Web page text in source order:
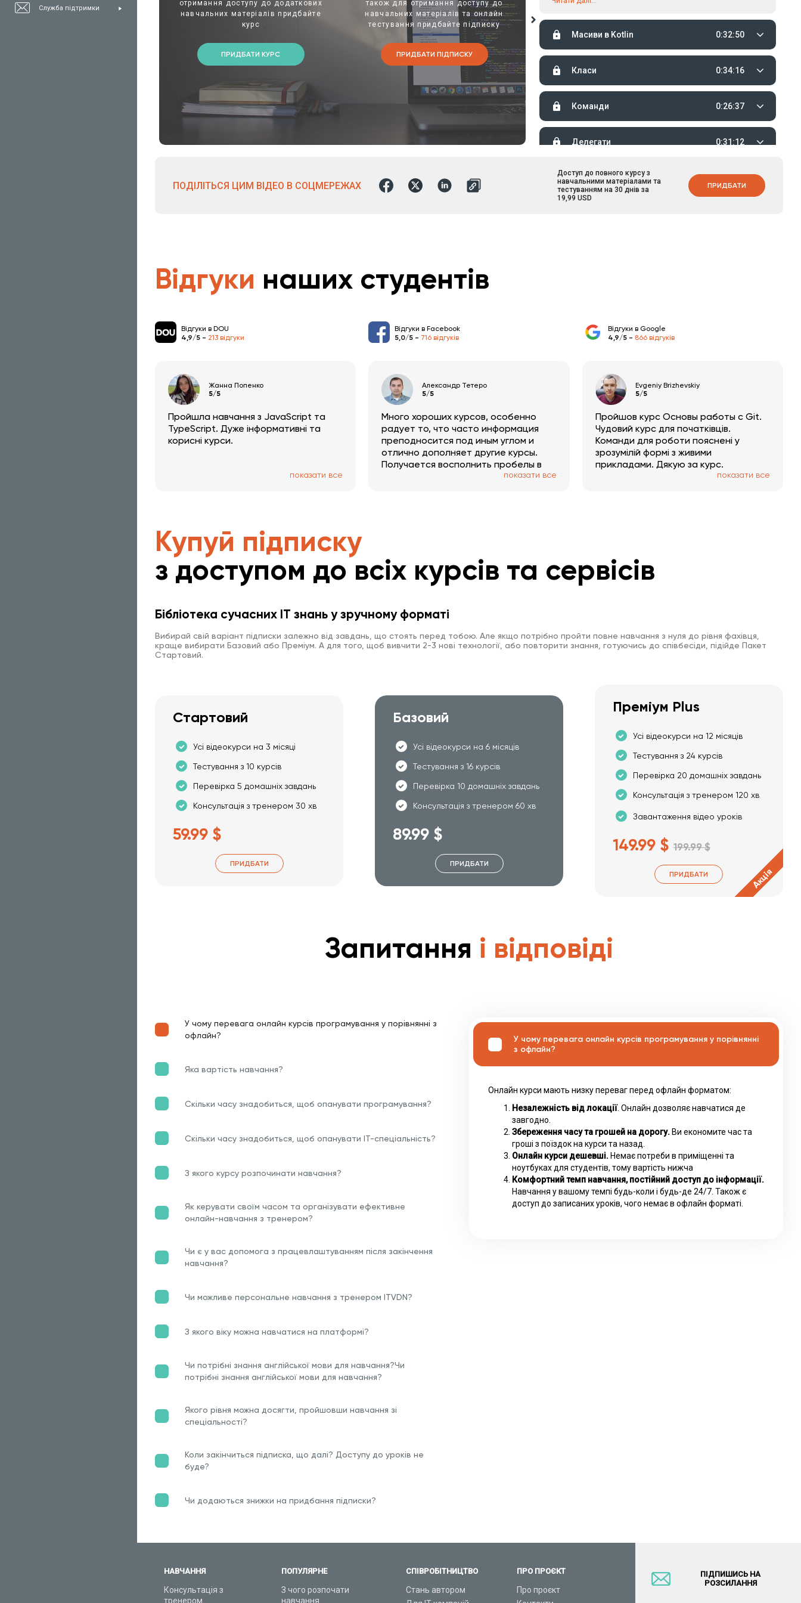
Служба підтримки
отримання доступу до додаткових
навчальних матеріалів придбайте
курс
ПРИДБАТИ КУРС
також для отримання доступу до
навчальних матеріалів та онлайн
тестування придбайте підписку
ПРИДБАТИ ПІДПИСКУ
Масиви в Kotlin 0:32:50
Класи 0:34:16
Команди 0:26:37
Делегати 0:31:12
Узагальнення
ПОДІЛІТЬСЯ ЦИМ ВІДЕО В СОЦМЕРЕЖАХ
Доступ до повного курсу з
навчальними матеріалами та
тестуванням на 30 днів за
19,99 USD
ПРИДБАТИ
Відгуки наших студентів
Відгуки в DOU
4,9/5 - 213 відгуки
Відгуки в Facebook
5,0/5 - 716 відгуків
Відгуки в Google
4,9/5 - 866 відгуків
Жанна Попенко
5/5
Пройшла навчання з JavaScript та
TypeScript. Дуже інформативні та
корисні курси.
показати все
Александр Тетеро
5/5
Много хороших курсов, особенно
радует то, что часто информация
преподносится под иным углом и
отлично дополняет другие курсы.
Получается восполнить пробелы в
знаниях, получить дополнительную
показати все
Evgeniy Brizhevskiy
5/5
Пройшов курс Основы работы с Git.
Чудовий курс для початківців.
Команди для роботи пояснені у
зрозумілій формі з живими
прикладами. Дякую за курс.
показати все
Купуй підписку
з доступом до всіх курсів та сервісів
Бібліотека сучасних IT знань у зручному форматі
Вибирай свій варіант підписки залежно від завдань, що стоять перед тобою. Але якщо потрібно пройти повне навчання з нуля до рівня фахівця,
краще вибирати Базовий або Преміум. А для того, щоб вивчити 2-3 нові технології, або повторити знання, готуючись до співбесіди, підійде Пакет
Стартовий.
Стартовий
Усі відеокурси на 3 місяці
Тестування з 10 курсів
Перевірка 5 домашніх завдань
Консультація з тренером 30 хв
59.99 $
ПРИДБАТИ
Базовий
Усі відеокурси на 6 місяців
Тестування з 16 курсів
Перевірка 10 домашніх завдань
Консультація з тренером 60 хв
89.99 $
ПРИДБАТИ
Преміум Plus
Усі відеокурси на 12 місяців
Тестування з 24 курсів
Перевірка 20 домашніх завдань
Консультація з тренером 120 хв
Завантаження відео уроків
149.99 $ 199.99 $
ПРИДБАТИ Акція
Запитання і відповіді
У чому перевага онлайн курсів програмування у порівнянні з
офлайн?
Яка вартість навчання?
Скільки часу знадобиться, щоб опанувати програмування?
Скільки часу знадобиться, щоб опанувати ІТ-спеціальність?
З якого курсу розпочинати навчання?
Як керувати своїм часом та організувати ефективне
онлайн-навчання з тренером?
Чи є у вас допомога з працевлаштуванням після закінчення
навчання?
Чи можливе персональне навчання з тренером ITVDN?
З якого віку можна навчатися на платформі?
Чи потрібні знання англійської мови для навчання?Чи
потрібні знання англійської мови для навчання?
Якого рівня можна досягти, пройшовши навчання зі
спеціальності?
Коли закінчиться підписка, що далі? Доступу до уроків не
буде?
Чи додаються знижки на придбання підписки?
У чому перевага онлайн курсів програмування у порівнянні
з офлайн?
Онлайн курси мають низку переваг перед офлайн форматом:
Незалежність від локації. Онлайн дозволяє навчатися де
завгодно.
Збереження часу та грошей на дорогу. Ви економите час та
гроші з поїздок на курси та назад.
Онлайн курси дешевші. Немає потреби в приміщенні та
ноутбуках для студентів, тому вартість нижча
Комфортний темп навчання, постійний доступ до інформації.
Навчання у вашому темпі будь-коли і будь-де 24/7. Також є
доступ до записаних уроків, чого немає в офлайн форматі.
НАВЧАННЯ
Консультація з
тренером
ПОПУЛЯРНЕ
З чого розпочати
навчання
СПІВРОБІТНИЦТВО
Стань автором
ПРО ПРОЄКТ
Про проєкт
ПІДПИШИСЬ НА
РОЗСИЛАННЯ